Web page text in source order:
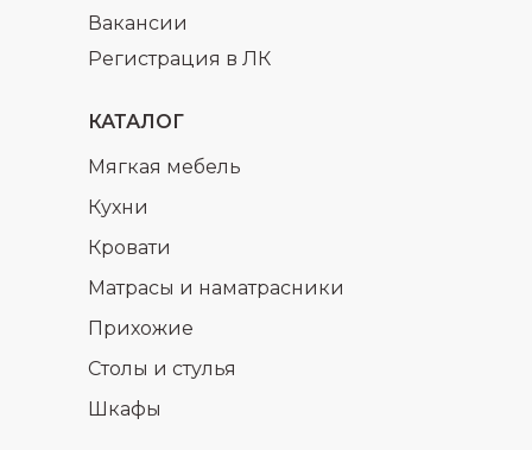
Регистрация в ЛК
Вакансии
КАТАЛОГ
Кухни
Мягкая мебель
Кровати
Матрасы и наматрасники
Прихожие
Столы и стулья
Шкафы